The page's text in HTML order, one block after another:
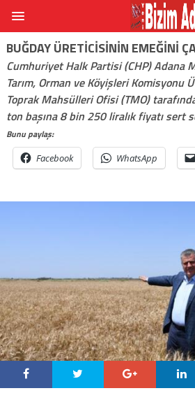
BUĞDAY ÜRETICISININ EMEĞINI
Cumhuriyet Halk Partisi (CHP) Adana
Tarım, Orman ve Köyişleri Komisyonu
Toprak Mahsülleri Ofisi (TMO)
ton başına 8 bin 250 liralık fiyatı sert
Bunu paylaş:
Facebook WhatsApp